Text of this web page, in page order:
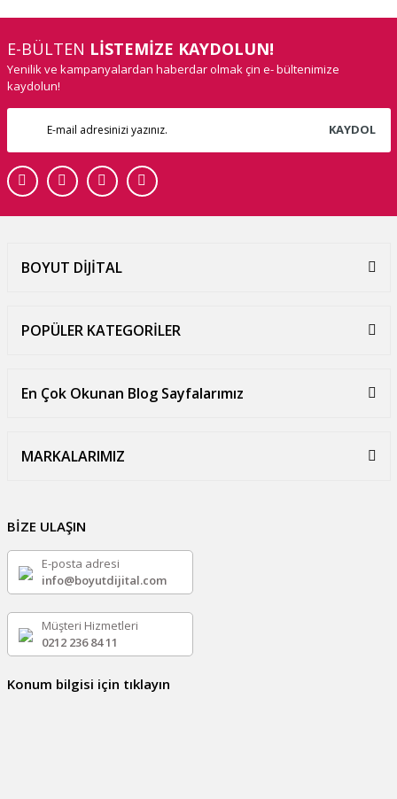
E-BÜLTEN LİSTEMİZE KAYDOLUN!
Yenilik ve kampanyalardan haberdar olmak çin e- bültenimize
kaydolun!
KAYDOL
BOYUT DİJİTAL
POPÜLER KATEGORİLER
En Çok Okunan Blog Sayfalarımız
MARKALARIMIZ
BİZE ULAŞIN
E-posta adresi
info@boyutdijital.com
Müşteri Hizmetleri
0212 236 84 11
Konum bilgisi için tıklayın